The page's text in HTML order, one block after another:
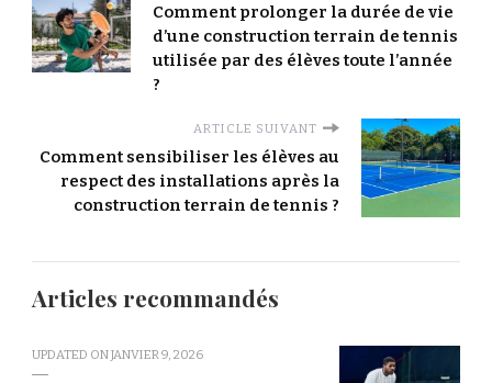
Comment prolonger la durée de vie
d’une construction terrain de tennis
utilisée par des élèves toute l’année
?
ARTICLE SUIVANT
Comment sensibiliser les élèves au
respect des installations après la
construction terrain de tennis ?
Articles recommandés
UPDATED ONJANVIER 9, 2026